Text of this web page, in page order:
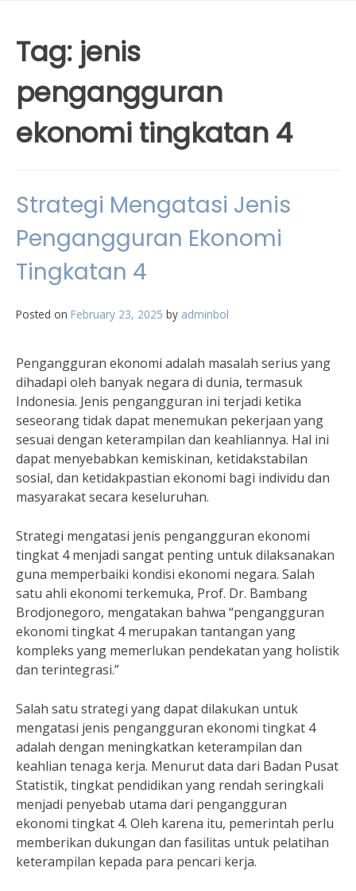
Tag: jenis
pengangguran
ekonomi tingkatan 4
Strategi Mengatasi Jenis
Pengangguran Ekonomi
Tingkatan 4
Posted on February 23, 2025 by adminbol
Pengangguran ekonomi adalah masalah serius yang
dihadapi oleh banyak negara di dunia, termasuk
Indonesia. Jenis pengangguran ini terjadi ketika
seseorang tidak dapat menemukan pekerjaan yang
sesuai dengan keterampilan dan keahliannya. Hal ini
dapat menyebabkan kemiskinan, ketidakstabilan
sosial, dan ketidakpastian ekonomi bagi individu dan
masyarakat secara keseluruhan.
Strategi mengatasi jenis pengangguran ekonomi
tingkat 4 menjadi sangat penting untuk dilaksanakan
guna memperbaiki kondisi ekonomi negara. Salah
satu ahli ekonomi terkemuka, Prof. Dr. Bambang
Brodjonegoro, mengatakan bahwa “pengangguran
ekonomi tingkat 4 merupakan tantangan yang
kompleks yang memerlukan pendekatan yang holistik
dan terintegrasi.”
Salah satu strategi yang dapat dilakukan untuk
mengatasi jenis pengangguran ekonomi tingkat 4
adalah dengan meningkatkan keterampilan dan
keahlian tenaga kerja. Menurut data dari Badan Pusat
Statistik, tingkat pendidikan yang rendah seringkali
menjadi penyebab utama dari pengangguran
ekonomi tingkat 4. Oleh karena itu, pemerintah perlu
memberikan dukungan dan fasilitas untuk pelatihan
keterampilan kepada para pencari kerja.